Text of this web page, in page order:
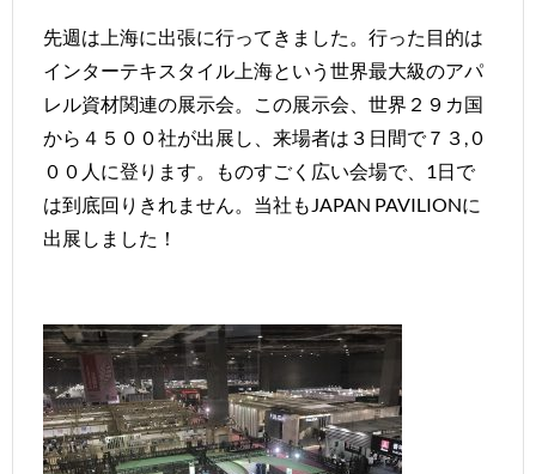
先週は上海に出張に行ってきました。行った目的は
インターテキスタイル上海という世界最大級のアパ
レル資材関連の展示会。この展示会、世界２９カ国
から４５００社が出展し、来場者は３日間で７３,０
００人に登ります。ものすごく広い会場で、1日で
は到底回りきれません。当社もJAPAN PAVILIONに
出展しました！